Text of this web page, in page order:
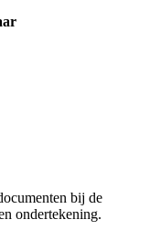
bij de
ondertekening.